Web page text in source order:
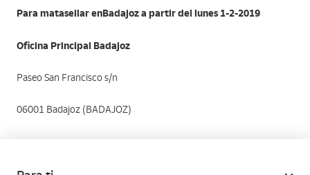
Para matasellar enBadajoz a partir del lunes 1-2-2019
Oficina Principal Badajoz
Paseo San Francisco s/n
06001 Badajoz (BADAJOZ)